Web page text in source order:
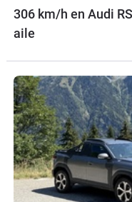
306 km/h en Audi
aile